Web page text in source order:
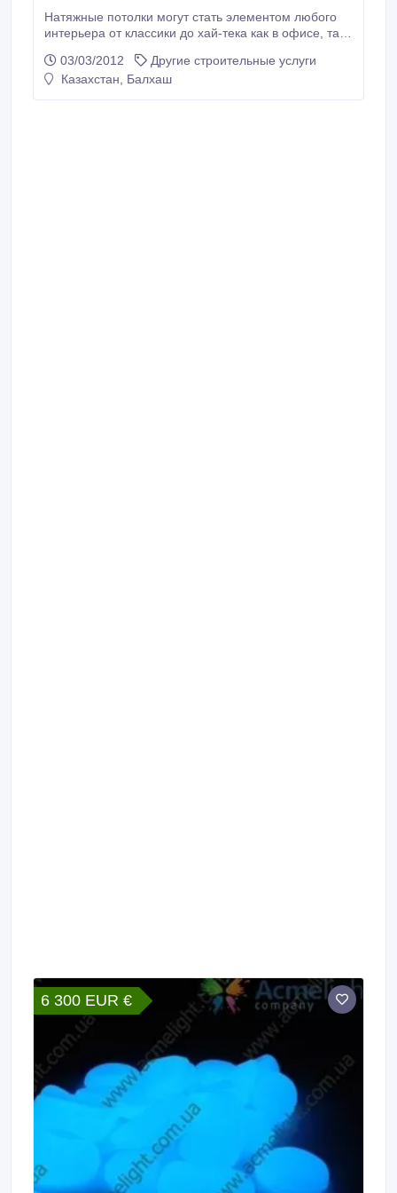
Натяжные потолки могут стать элементом любого
интерьера от классики до хай-тека как в офисе, так
не только простотой установки и ухода за ними. Во
многом выбор в пользу натяжного потолка связан и
03/03/2012
Другие строительные услуги
Казахстан, Балхаш
6 300 EUR €